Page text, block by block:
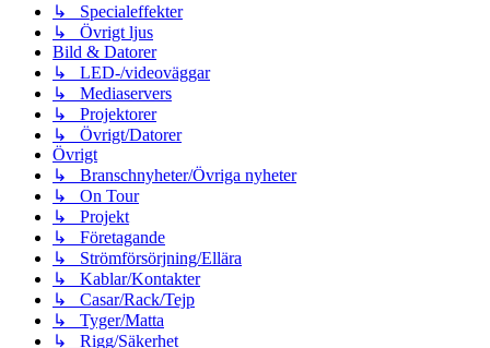
↳ Specialeffekter
↳ Övrigt ljus
Bild & Datorer
↳ LED-/videoväggar
↳ Mediaservers
↳ Projektorer
↳ Övrigt/Datorer
Övrigt
↳ Branschnyheter/Övriga nyheter
↳ On Tour
↳ Projekt
↳ Företagande
↳ Strömförsörjning/Ellära
↳ Kablar/Kontakter
↳ Casar/Rack/Tejp
↳ Tyger/Matta
↳ Rigg/Säkerhet